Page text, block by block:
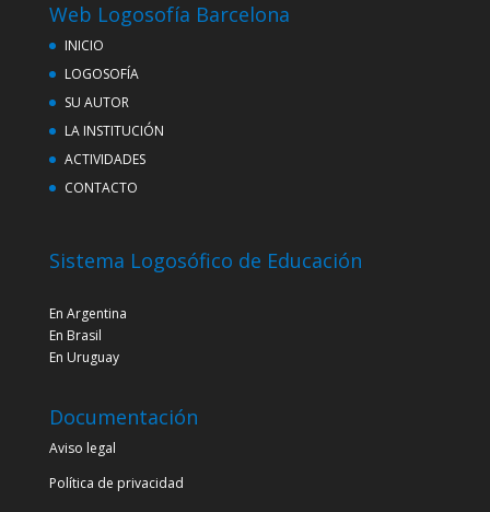
Web Logosofía Barcelona
INICIO
LOGOSOFÍA
SU AUTOR
LA INSTITUCIÓN
ACTIVIDADES
CONTACTO
Sistema Logosófico de Educación
En Argentina
En Brasil
En Uruguay
Documentación
Aviso legal
Política de privacidad